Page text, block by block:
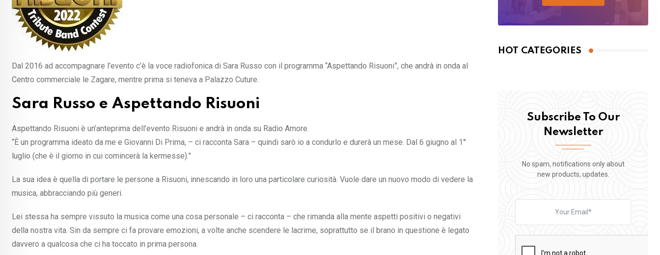
Dal 2016 ad accompagnare l’evento c’è la voce radiofonica di Sara Russo con il programma “Aspettando Risuoni”, che andrà in onda al
Centro commerciale le Zagare, mentre prima si teneva a Palazzo Cuture.
Sara Russo e Aspettando Risuoni
Aspettando Risuoni è un’anteprima dell’evento Risuoni e andrà in onda su Radio Amore.
“È un programma ideato da me e Giovanni Di Prima, – ci racconta Sara – quindi sarò io a condurlo e durerà un mese. Dal 6 giugno al 1°
luglio (che è il giorno in cui comincerà la kermesse).”
La sua idea è quella di portare le persone a Risuoni, innescando in loro una particolare curiosità. Vuole dare un nuovo modo di vedere la
musica, abbracciando più generi.
Lei stessa ha sempre vissuto la musica come una cosa personale – ci racconta – che rimanda alla mente aspetti positivi o negativi
della nostra vita. Sin da sempre ci fa provare emozioni, a volte anche scendere le lacrime, soprattutto se il brano in questione è legato
davvero a qualcosa che ci ha toccato in prima persona.
HOT CATEGORIES
Subscribe To Our
Newsletter
No spam, notifications only about
new products, updates.